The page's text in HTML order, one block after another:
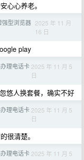
心心养老。
强型浏览器 2025 年 11 月
16 日
play
理电话卡 2025 年 11 月 5
日
悠人换套餐，确实不好
理电话卡 2025 年 11 月 5
日
很清楚。
理电话卡 2025 年 11 月 5